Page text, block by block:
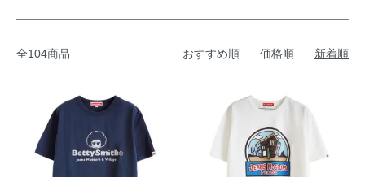
全104商品 おすすめ順 価格順 新着順